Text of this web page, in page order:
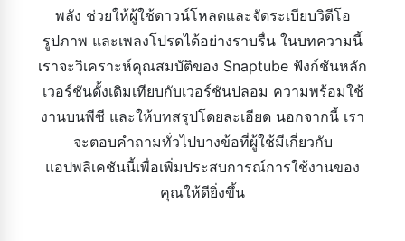
พลัง ช่วยให้ผู้ใช้ดาวน์โหลดและจัดระเบียบวิดีโอ
รูปภาพ และเพลงโปรดได้อย่างราบรื่น ในบทความนี้
เราจะวิเคราะห์คุณสมบัติของ Snaptube ฟังก์ชันหลัก
เวอร์ชันดั้งเดิมเทียบกับเวอร์ชันปลอม ความพร้อมใช้
งานบนพีซี และให้บทสรุปโดยละเอียด นอกจากนี้ เรา
จะตอบคำถามทั่วไปบางข้อที่ผู้ใช้มีเกี่ยวกับ
แอปพลิเคชันนี้เพื่อเพิ่มประสบการณ์การใช้งานของ
คุณให้ดียิ่งขึ้น